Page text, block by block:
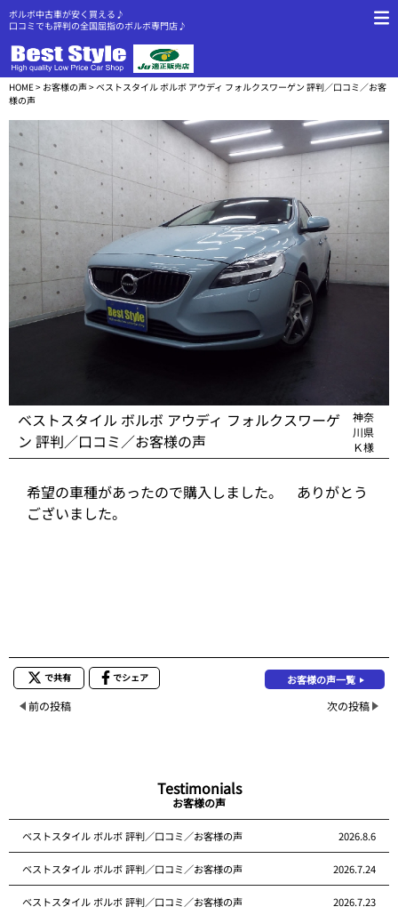
ボルボ中古車が安く買える♪
口コミでも評判の全国屈指のボルボ専門店♪
HOME> お客様の声> ベストスタイル ボルボ アウディ フォルクスワーゲン 評判／口コミ／お客
様の声
ベストスタイル ボルボ アウディ フォルクスワーゲ
ン 評判／口コミ／お客様の声
神奈
川県
Ｋ様
希望の車種があったので購入しました。 ありがとう
ございました。
で共有 でシェア お客様の声一覧
前の投稿 次の投稿
Testimonials
お客様の声
ベストスタイル ボルボ 評判／口コミ／お客様の声 2026.8.6
ベストスタイル ボルボ 評判／口コミ／お客様の声 2026.7.24
ベストスタイル ボルボ 評判／口コミ／お客様の声 2026.7.23